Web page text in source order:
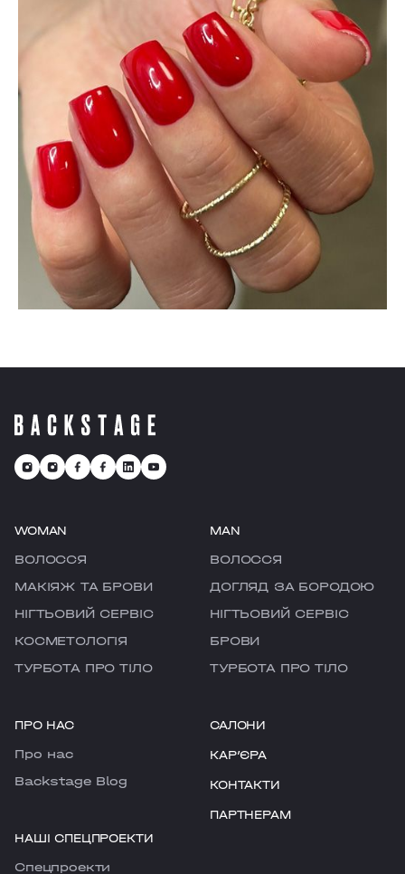
WOMAN
ВОЛОССЯ
МАКІЯЖ ТА БРОВИ
НІГТЬОВИЙ СЕРВІС
КОСМЕТОЛОГІЯ
ТУРБОТА ПРО ТІЛО
MAN
ВОЛОССЯ
ДОГЛЯД ЗА БОРОДОЮ
НІГТЬОВИЙ СЕРВІС
БРОВИ
ТУРБОТА ПРО ТІЛО
ПРО НАС
Про нас
Backstage Blog
НАШІ СПЕЦПРОЕКТИ
Cпецпроекти
САЛОНИ
КАРʼЄРА
КОНТАКТИ
ПАРТНЕРАМ